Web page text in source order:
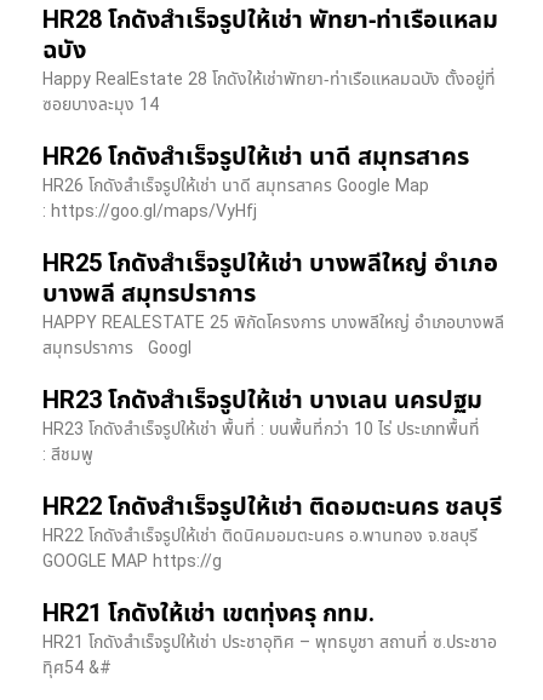
HR28 โกดังสำเร็จรูปให้เช่า พัทยา-ท่าเรือแหลม
ฉบัง
Happy RealEstate 28 โกดังให้เช่าพัทยา-ท่าเรือแหลมฉบัง ตั้งอยู่ที่
ซอยบางละมุง 14
HR26 โกดังสำเร็จรูปให้เช่า นาดี สมุทรสาคร
HR26 โกดังสำเร็จรูปให้เช่า นาดี สมุทรสาคร Google Map
: https://goo.gl/maps/VyHfj
HR25 โกดังสำเร็จรูปให้เช่า บางพลีใหญ่ อำเภอ
บางพลี สมุทรปราการ
HAPPY REALESTATE 25 พิกัดโครงการ บางพลีใหญ่ อำเภอบางพลี
สมุทรปราการ Googl
HR23 โกดังสำเร็จรูปให้เช่า บางเลน นครปฐม
HR23 โกดังสำเร็จรูปให้เช่า พื้นที่ : บนพื้นที่กว่า 10 ไร่ ประเภทพื้นที่
: สีชมพู
HR22 โกดังสำเร็จรูปให้เช่า ติดอมตะนคร ชลบุรี
HR22 โกดังสำเร็จรูปให้เช่า ติดนิคมอมตะนคร อ.พานทอง จ.ชลบุรี
GOOGLE MAP https://g
HR21 โกดังให้เช่า เขตทุ่งครุ กทม.
HR21 โกดังสำเร็จรูปให้เช่า ประชาอุทิศ – พุทธบูชา สถานที่ ซ.ประชาอ
ทุิศ54 &#